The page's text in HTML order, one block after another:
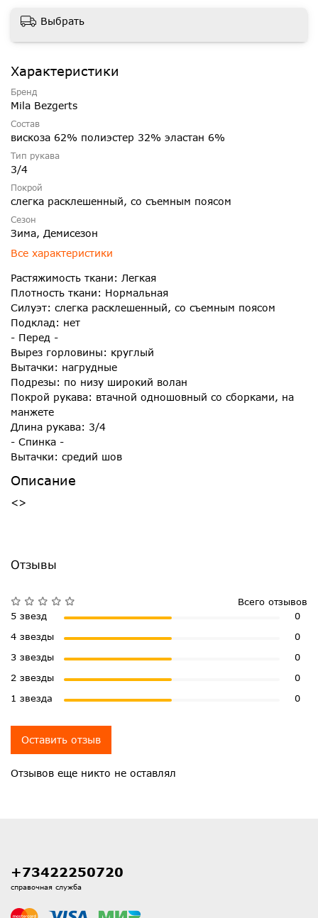
Выбрать
Характеристики
Бренд
Mila Bezgerts
Состав
вискоза 62% полиэстер 32% эластан 6%
Тип рукава
3/4
Покрой
слегка расклешенный, со съемным поясом
Сезон
Зима, Демисезон
Все характеристики
Растяжимость ткани: Легкая
Плотность ткани: Нормальная
Силуэт: слегка расклешенный, со съемным поясом
Подклад: нет
- Перед -
Вырез горловины: круглый
Вытачки: нагрудные
Подрезы: по низу широкий волан
Покрой рукава: втачной одношовный со сборками, на
манжете
Длина рукава: 3/4
- Спинка -
Вытачки: средий шов
Описание
<>
Отзывы
Отзывов еще никто не оставлял
Всего отзывов
5 звезд
0
4 звезды
0
3 звезды
0
2 звезды
0
1 звезда
0
Оставить отзыв
+73422250720
справочная служба